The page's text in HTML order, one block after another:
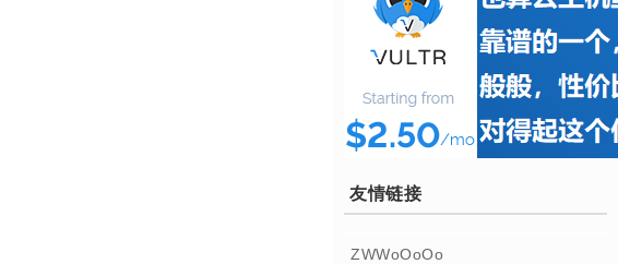
友情链接
ZWWoOoOo